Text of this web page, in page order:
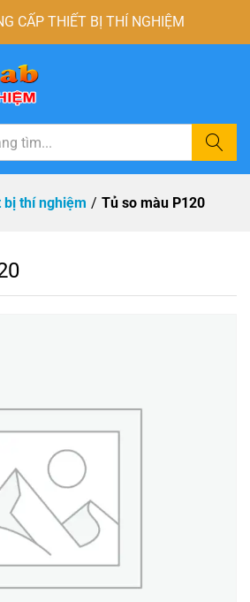
CẤP THIẾT BỊ THÍ NGHIỆM
Tìm
bị thí nghiệm / Tủ so màu P120